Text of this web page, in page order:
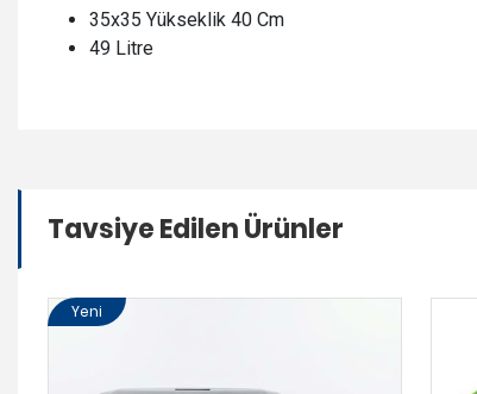
35x35 Yükseklik 40 Cm
49 Litre
Tavsiye Edilen Ürünler
Yeni